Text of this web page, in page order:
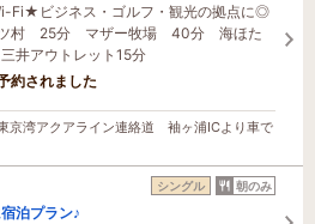
Fi★ビジネス・ゴルフ・観光の拠点に◎
ツ村 25分 マザー牧場 40分 海ほた
アウトレット15分
を見ています
約されました
京湾アクアライン連絡道 袖ヶ浦ICより車で
シングル 朝のみ
泊プラン♪